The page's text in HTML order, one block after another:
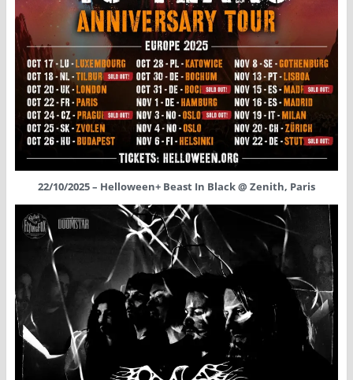
22/10/2025 – Helloween+ Beast In Black @ Zenith, Paris